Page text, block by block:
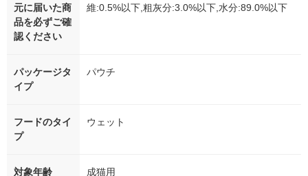
元に届いた商
品を必ずご確
認ください
維:0.5%以下,粗灰分:3.0%以下,水分:89.0%以下
パッケージタ
イプ
パウチ
フードのタイ
プ
ウェット
対象年齢 成猫用